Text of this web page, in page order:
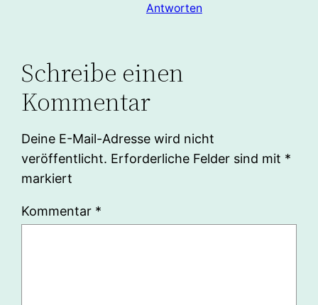
Antworten
Schreibe einen
Kommentar
Deine E-Mail-Adresse wird nicht
veröffentlicht. Erforderliche Felder sind mit *
markiert
Kommentar *